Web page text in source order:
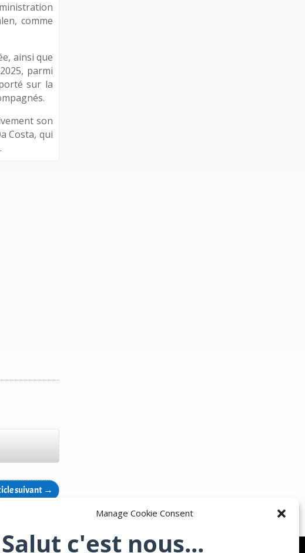
Manage Cookie Consent
Salut c'est nous...
comme
ainsi que
parmi
sur la
son
Costa, qui
suivant →